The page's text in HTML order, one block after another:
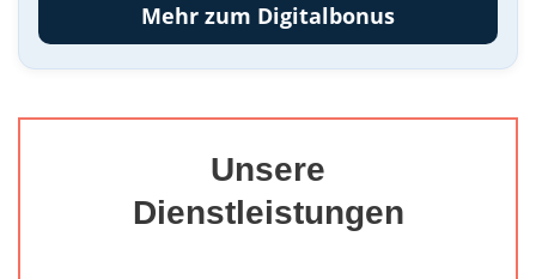
Mehr zum Digitalbonus
Unsere
Dienstleistungen